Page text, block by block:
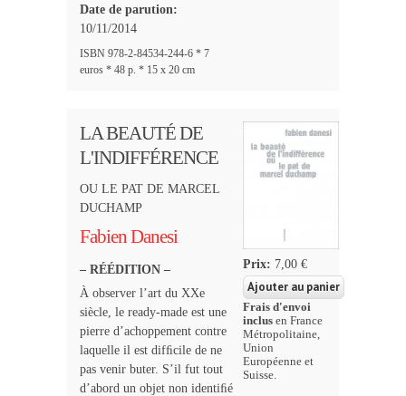
Date de parution:
10/11/2014
ISBN 978-2-84534-244-6 * 7
euros * 48 p. * 15 x 20 cm
LA BEAUTÉ DE
L'INDIFFÉRENCE
OU LE PAT DE MARCEL
DUCHAMP
Fabien Danesi
– RÉÉDITION –
À observer l’art du XXe
siècle, le ready-made est une
pierre d’achoppement contre
laquelle il est difﬁcile de ne
pas venir buter. S’il fut tout
d’abord un objet non identiﬁé
Prix: 7,00 €
Frais d'envoi
inclus en France
Métropolitaine,
Union
Européenne et
Suisse.